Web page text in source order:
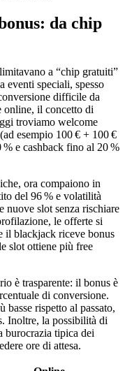
da chip
a “chip gratuiti”
eventi speciali, spesso
difficile da
online, il concetto di
troviamo welcome
esempio 100 € + 100 €
e cashback fino al 20 %
ora compaiono in
del 96 % e volatilità
nuove slot senza rischiare
le offerte si
il blackjack riceve bonus
slot ottiene più free
è trasparente: il bonus è
di conversione.
rispetto al passato,
Inoltre, la possibilità di
tipica dei
ore di attesa.